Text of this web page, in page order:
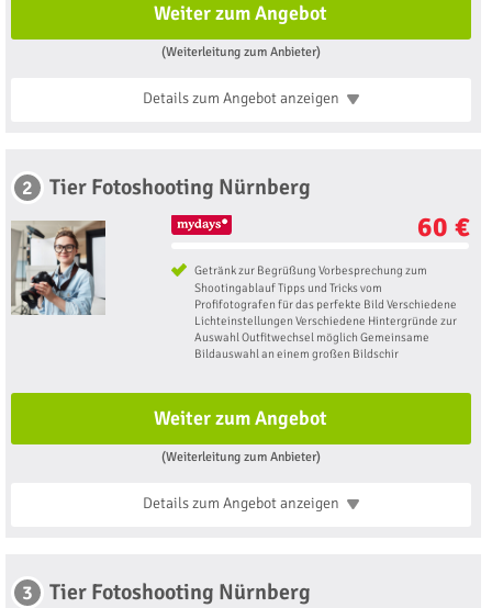
Weiter zum Angebot
(Weiterleitung zum Anbieter)
Details zum Angebotanzeigen
2 Tier Fotoshooting Nürnberg
60 €
Getränk zur Begrüßung Vorbesprechung zum
Shootingablauf Tipps und Tricks vom
Profifotografen für das perfekte Bild Verschiedene
Lichteinstellungen Verschiedene Hintergründe zur
Auswahl Outfitwechsel möglich Gemeinsame
Bildauswahl an einem großen Bildschir
Weiter zum Angebot
(Weiterleitung zum Anbieter)
Details zum Angebotanzeigen
3 Tier Fotoshooting Nürnberg